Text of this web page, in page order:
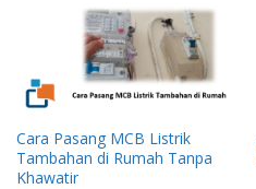
Cara Pasang MCB Listrik
Tambahan di Rumah Tanpa
Khawatir